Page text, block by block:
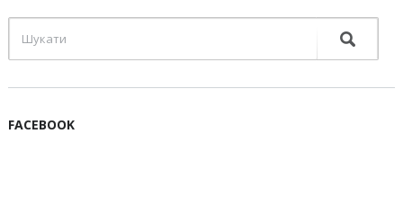
FACEBOOK